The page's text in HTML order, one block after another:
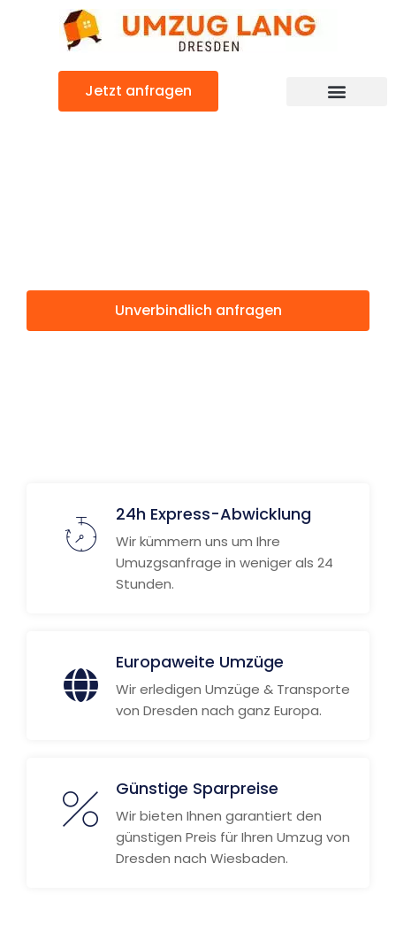
Jetzt anfragen
Unverbindlich anfragen
24h Express-Abwicklung
Wir kümmern uns um Ihre
Umuzgsanfrage in weniger als 24
Stunden.
Europaweite Umzüge
Wir erledigen Umzüge & Transporte
von Dresden nach ganz Europa.
Günstige Sparpreise
Wir bieten Ihnen garantiert den
günstigen Preis für Ihren Umzug von
Dresden nach Wiesbaden.